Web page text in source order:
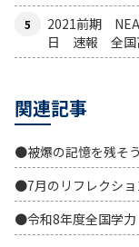
2021前期
日 速報 全国
関連記事
●被爆の記憶を残そ
●7月のリフレクショ
●令和8年度全国学力